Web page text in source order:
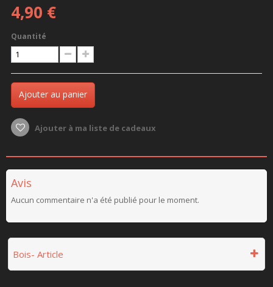
4,90 €
Quantité
Ajouter au panier
Ajouter à ma liste de cadeaux
Avis
Aucun commentaire n'a été publié pour le moment.
Bois- Article